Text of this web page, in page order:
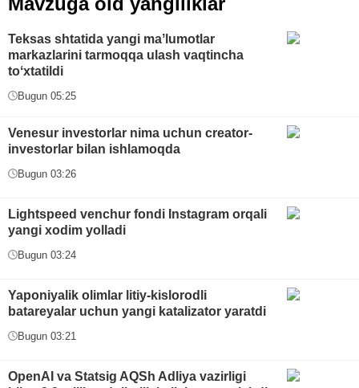
Teksas shtatida yangi maʼlumotlar
markazlarini tarmoqqa ulash vaqtincha
toʻxtatildi
Bugun 05:25
Venesur investorlar nima uchun creator-
investorlar bilan ishlamoqda
Bugun 03:26
Lightspeed venchur fondi Instagram orqali
yangi xodim yolladi
Bugun 03:24
Yaponiyalik olimlar litiy-kislorodli
batareyalar uchun yangi katalizator yaratdi
Bugun 03:21
OpenAI va Statsig AQSh Adliya vazirligi